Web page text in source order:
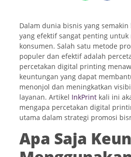
Dalam dunia bisnis yang
yang efektif sangat penting
konsumen. Salah satu metode
populer dan efektif adalah
percetakan digital printing
keuntungan yang dapat
menonjol dan meningkatkan
layanan. Artikel InkPrint kali ini
mengapa percetakan digital
utama dalam strategi promosi
Apa Saja